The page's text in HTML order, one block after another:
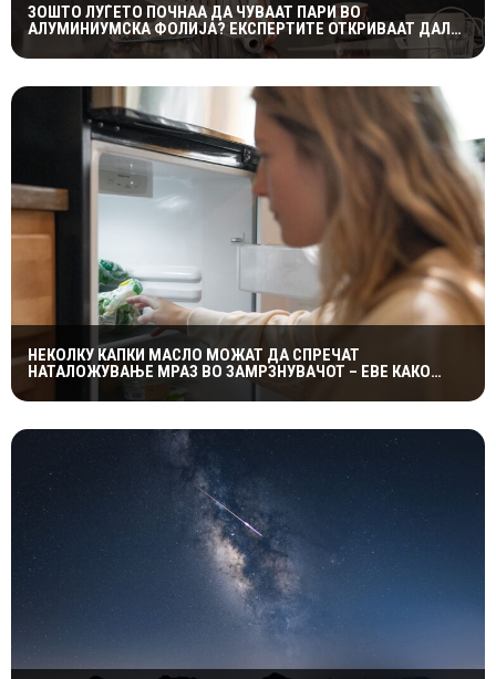
ЗОШТО ЛУЃЕТО ПОЧНАА ДА ЧУВААТ ПАРИ ВО
АЛУМИНИУМСКА ФОЛИЈА? ЕКСПЕРТИТЕ ОТКРИВААТ ДАЛИ
ТРИКОТ НАВИСТИНА ФУНКЦИОНИРА
НЕКОЛКУ КАПКИ МАСЛО МОЖАТ ДА СПРЕЧАТ
НАТАЛОЖУВАЊЕ МРАЗ ВО ЗАМРЗНУВАЧОТ – ЕВЕ КАКО
ФУНКЦИОНИРА ЕДНОСТАВНИОТ ТРИК